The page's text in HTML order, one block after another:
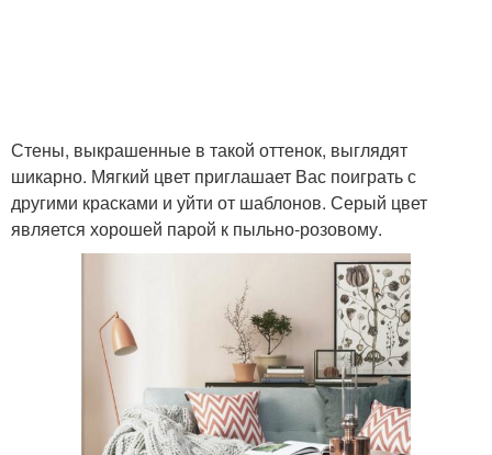
Стены, выкрашенные в такой оттенок, выглядят
шикарно. Мягкий цвет приглашает Вас поиграть с
другими красками и уйти от шаблонов. Серый цвет
является хорошей парой к пыльно-розовому.